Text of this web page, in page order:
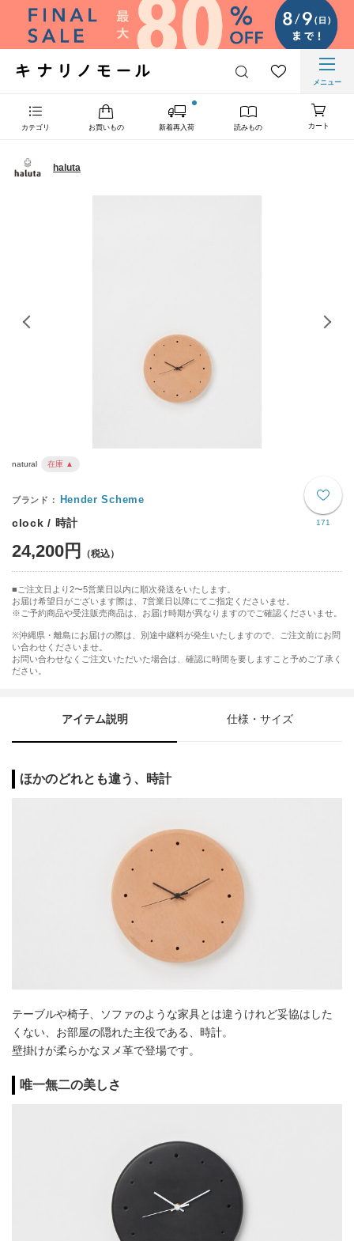
メニュー
カテゴリ お買いもの 新着再入荷 読みもの カート
haluta
natural 在庫 ▲
171
Hender Scheme
clock / 時計
24,200円
ご注文日より2〜5営業日以内に順次発送をいたします。
お届け希望日がございます際は、7営業日以降にてご指定くださいませ。
※ご予約商品や受注販売商品は、お届け時期が異なりますのでご確認くださいませ。
※沖縄県・離島にお届けの際は、別途中継料が発生いたしますので、ご注文前にお問
い合わせくださいませ。
お問い合わせなくご注文いただいた場合は、確認に時間を要しますこと予めご了承く
ださい。
アイテム説明 仕様・サイズ
ほかのどれとも違う、時計
テーブルや椅子、ソファのような家具とは違うけれど妥協はした
くない、お部屋の隠れた主役である、時計。
壁掛けが柔らかなヌメ革で登場です。
唯一無二の美しさ